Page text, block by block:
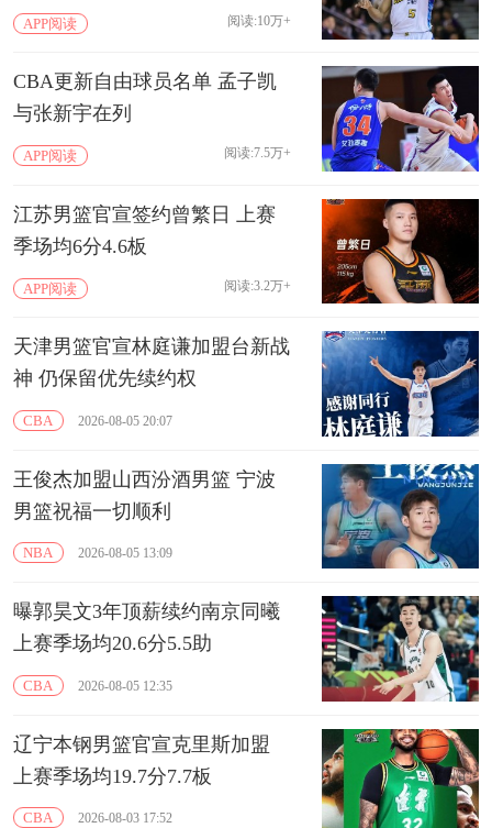
APP阅读 阅读:10万+
CBA更新自由球员名单 孟子凯
与张新宇在列
APP阅读 阅读:7.5万+
江苏男篮官宣签约曾繁日 上赛
季场均6分4.6板
APP阅读 阅读:3.2万+
天津男篮官宣林庭谦加盟台新战
神 仍保留优先续约权
CBA 2026-08-05 20:07
王俊杰加盟山西汾酒男篮 宁波
男篮祝福一切顺利
NBA 2026-08-05 13:09
曝郭昊文3年顶薪续约南京同曦
上赛季场均20.6分5.5助
CBA 2026-08-05 12:35
辽宁本钢男篮官宣克里斯加盟
上赛季场均19.7分7.7板
CBA 2026-08-03 17:52